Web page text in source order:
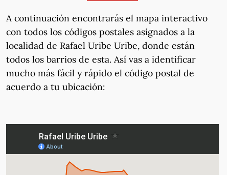
A continuación encontrarás el mapa interactivo
con todos los códigos postales asignados a la
localidad de Rafael Uribe Uribe, donde están
todos los barrios de esta. Así vas a identificar
mucho más fácil y rápido el código postal de
acuerdo a tu ubicación: